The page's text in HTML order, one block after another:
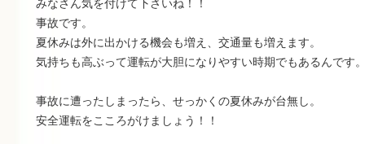
みなさん気を付けて下さいね！！
事故です。
夏休みは外に出かける機会も増え、交通量も増えます。
気持ちも高ぶって運転が大胆になりやすい時期でもあるんです。
事故に遭ったしまったら、せっかくの夏休みが台無し。
安全運転をこころがけましょう！！